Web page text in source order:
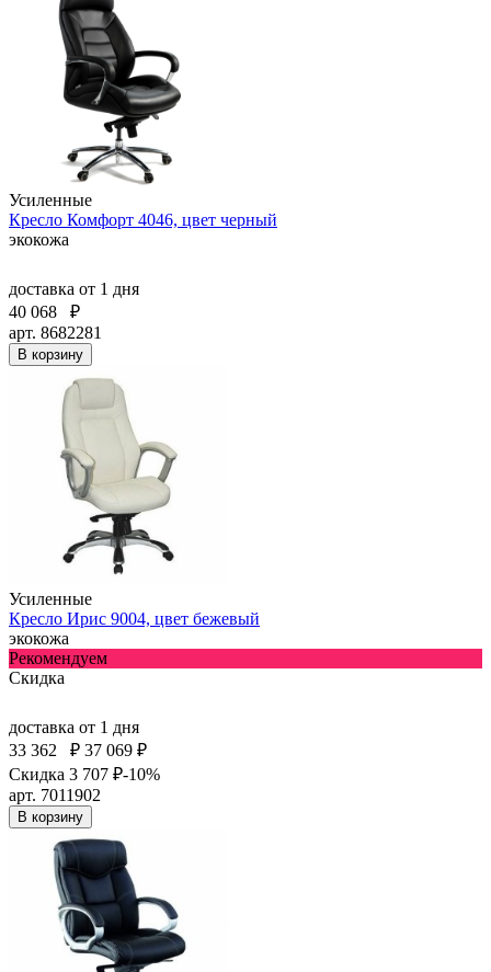
Усиленные
Кресло Комфорт 4046, цвет черный
экокожа
доставка от 1 дня
40 068
₽
арт. 8682281
В корзину
Усиленные
Кресло Ирис 9004, цвет бежевый
экокожа
Рекомендуем
Скидка
доставка от 1 дня
33 362
₽ 37 069 ₽
Скидка 3 707 ₽-10%
арт. 7011902
В корзину